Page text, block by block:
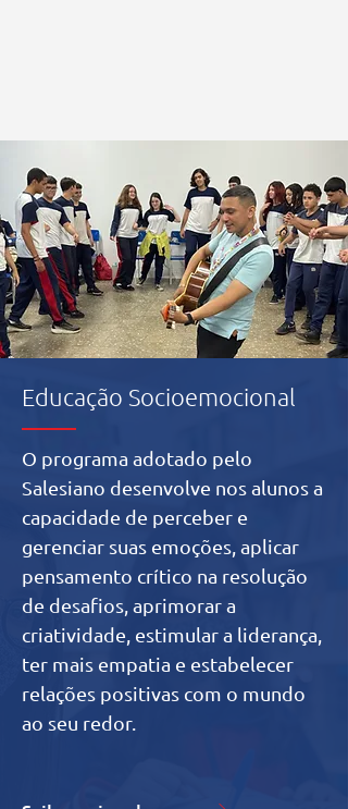
Educação Socioemocional
O programa adotado pelo
Salesiano desenvolve nos alunos a
capacidade de perceber e
gerenciar suas emoções, aplicar
pensamento crítico na resolução
de desafios, aprimorar a
criatividade, estimular a liderança,
ter mais empatia e estabelecer
relações positivas com o mundo
ao seu redor.